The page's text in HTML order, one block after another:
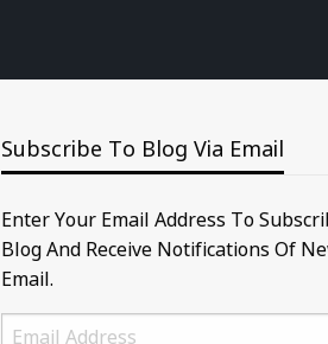
Subscribe To Blog Via Email
Enter Your Email Address To
Blog And Receive Notifications Of
Email.
Email